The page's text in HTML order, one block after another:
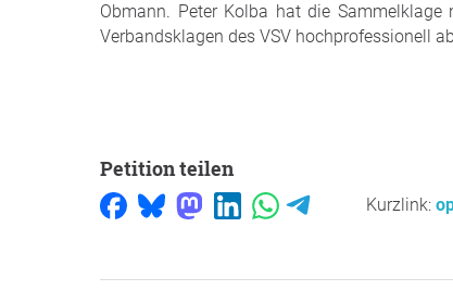
Obmann. Peter Kolba hat die
Verbandsklagen des VSV hochprofessionell
Petition teilen
Kurzlink: